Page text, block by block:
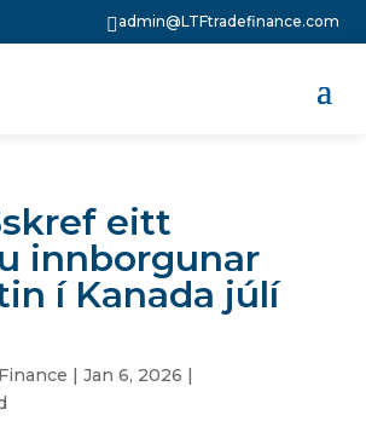
 admin@LTFtradefinance.com
eitt
innborgunar
í Kanada júlí
| Jan 6, 2026 |